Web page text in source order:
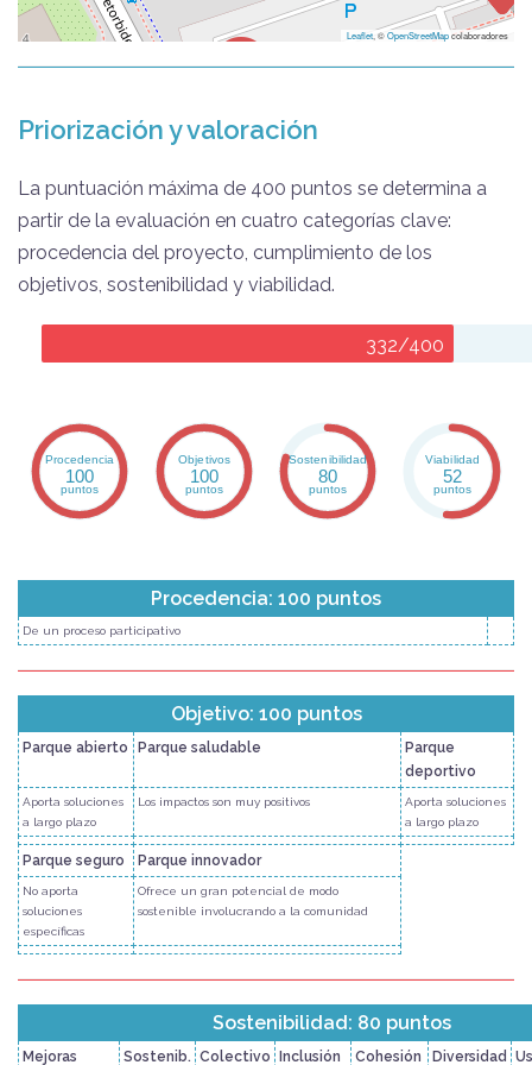
Leaflet , ©OpenStreetMapcolaboradores
Priorización y valoración
La puntuación máxima de 400 puntos se determina a
partir de la evaluación en cuatro categorías clave:
procedencia del proyecto, cumplimiento de los
objetivos, sostenibilidad y viabilidad.
332/400
Procedencia
100
puntos
Objetivos
100
puntos
Sostenibilidad
80
puntos
Viabilidad
52
puntos
Procedencia: 100 puntos
De un proceso participativo
Objetivo: 100 puntos
Parque abierto Parque saludable
Parque
deportivo
Aporta soluciones
a largo plazo
Los impactos son muy positivos
Aporta soluciones
a largo plazo
Parque seguro Parque innovador
No aporta
soluciones
específicas
Ofrece un gran potencial de modo
sostenible involucrando a la comunidad
Sostenibilidad: 80 puntos
Mejoras
Sostenib. Colectivo
Inclusión
Cohesión
Diversidad